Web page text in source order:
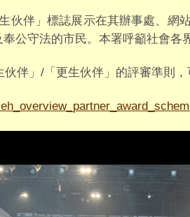
伙伴」標誌展示在其辦事處、
公守法的市民。本署呼籲社會各
伴」/「更生伙伴」的評審準則，